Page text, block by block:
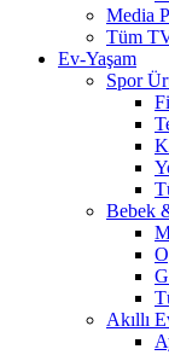
Media
Tüm
Ev-Yaşam
Spor
Bebek
Akıllı